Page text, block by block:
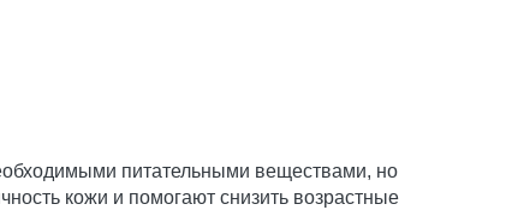
питательными веществами, но
кожи и помогают снизить возрастные